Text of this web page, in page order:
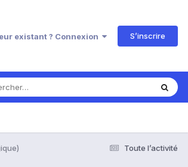
existant ? Connexion S’inscrire
Toute l’activité